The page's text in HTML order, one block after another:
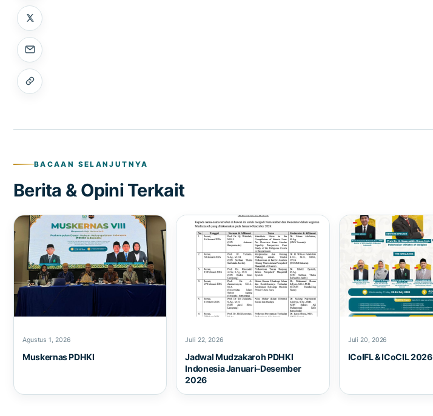
BACAAN SELANJUTNYA
Berita & Opini Terkait
Agustus 1, 2026
Muskernas PDHKI
Juli 22, 2026
Jadwal Mudzakaroh PDHKI
Indonesia Januari–Desember
2026
Juli 20, 2026
ICoIFL & ICoCIL 2026